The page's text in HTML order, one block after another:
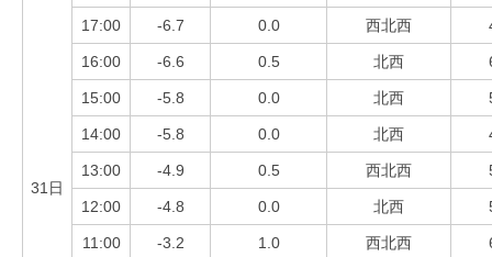
31日
17:00 -6.7 0.0 西北西
16:00 -6.6 0.5 北西
15:00 -5.8 0.0 北西
14:00 -5.8 0.0 北西
13:00 -4.9 0.5 西北西
12:00 -4.8 0.0 北西
11:00 -3.2 1.0 西北西